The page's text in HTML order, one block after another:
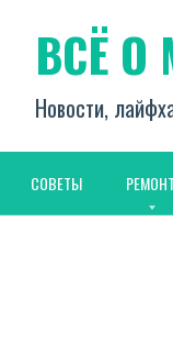
ВСЁ
Новости,
СОВЕТЫ РЕМОНТ